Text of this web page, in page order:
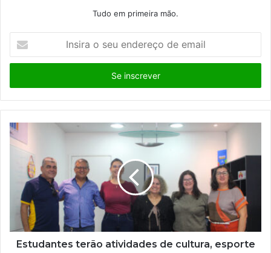
Tudo em primeira mão.
s
r
a
s
e
e
Estudantes terão atividades de cultura, esporte